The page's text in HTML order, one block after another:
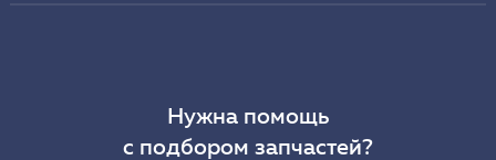
Нужна помощь
с подбором запчастей?